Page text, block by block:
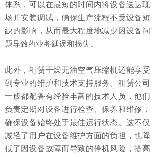
体系，可以在最短的时间内将设备送达现
场并安装调试，确保生产流程不受设备短
缺的影响，从而最大程度地减少因设备问
题导致的业务延误和损失。
此外，租赁干燥无油空气压缩机还能享受
到专业的维护和技术支持服务。租赁公司
一般都配备有经验丰富的技术人员，他们
负责定期对设备进行检查、保养和维修，
确保设备始终处于最佳运行状态。这不仅
减轻了用户在设备维护方面的负担，也降
低了因设备故障而导致的停机风险，提高